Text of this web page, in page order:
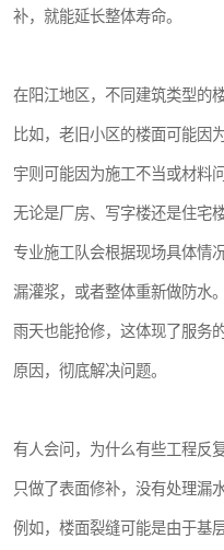
补，就能延长整体寿命。
在阳江地区，不同建筑类型的
比如，老旧小区的楼面可能因
宇则可能因为施工不当或材料
无论是厂房、写字楼还是住宅
专业施工队会根据现场具体情
漏灌浆，或者整体重新做防水。
雨天也能抢修，这体现了服务
原因，彻底解决问题。
有人会问，为什么有些工程反
只做了表面修补，没有处理漏水
例如，楼面裂缝可能是由于基